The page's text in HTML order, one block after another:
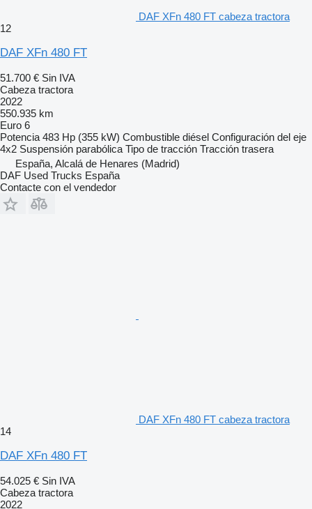
DAF XFn 480 FT cabeza tractora
12
DAF XFn 480 FT
51.700 € Sin IVA
Cabeza tractora
2022
550.935 km
Euro 6
Potencia 483 Hp (355 kW) Combustible diésel Configuración del eje
4x2 Suspensión parabólica Tipo de tracción Tracción trasera
España, Alcalá de Henares (Madrid)
DAF Used Trucks España
Contacte con el vendedor
DAF XFn 480 FT cabeza tractora
14
DAF XFn 480 FT
54.025 € Sin IVA
Cabeza tractora
2022